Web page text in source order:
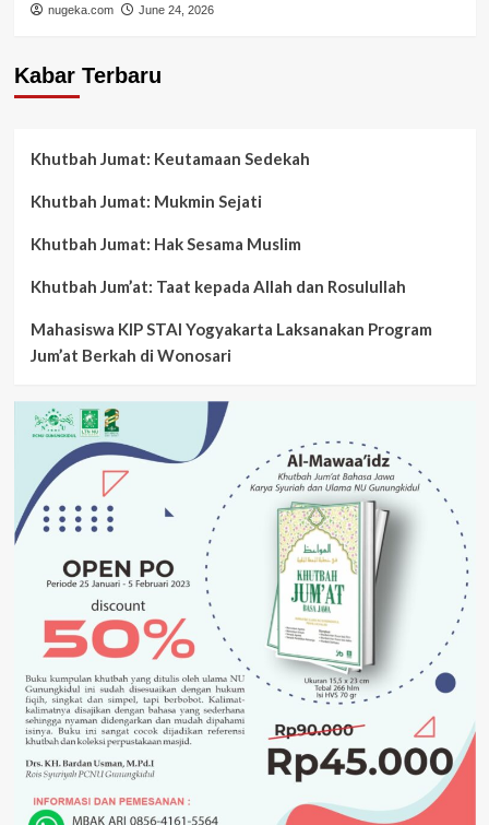
nugeka.com June 24, 2026
Kabar Terbaru
Khutbah Jumat: Keutamaan Sedekah
Khutbah Jumat: Mukmin Sejati
Khutbah Jumat: Hak Sesama Muslim
Khutbah Jum’at: Taat kepada Allah dan Rosulullah
Mahasiswa KIP STAI Yogyakarta Laksanakan Program
Jum’at Berkah di Wonosari